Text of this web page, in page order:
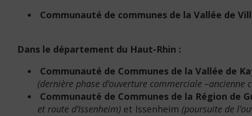
Communauté de communes de la Vallée de
Dans le département du Haut-Rhin :
Communauté de Communes de la Vallée de
(dernière phase d’ouverture commerciale –ancienne
Communauté de Communes de la Région de
et route d’Issenheim) et Issenheim (poursuite de